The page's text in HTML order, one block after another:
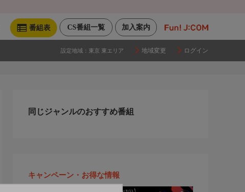
加入案内
CS番組一覧
番組表
設定地域： 東京 東エリア 地域変更 ログイン
同じジャンルのおすすめ番組
キャンペーン・お得な情報